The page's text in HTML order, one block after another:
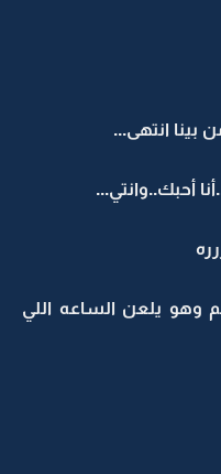
انتهى...
أحبك..وانتي...
وهو يلعن الساعه اللي